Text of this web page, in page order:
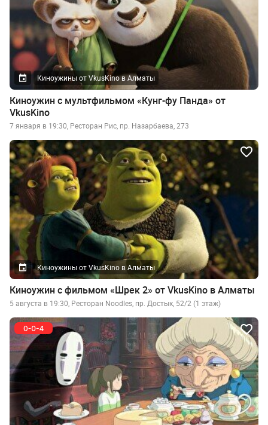
Киноужины от VkusKino в Алматы
Киноужин с мультфильмом «Кунг-фу Панда» от
VkusKino
7 января в 19:30, Ресторан Рис, пр. Назарбаева, 273
Киноужины от VkusKino в Алматы
Киноужин с фильмом «Шрек 2» от VkusKino в Алматы
5 августа в 19:30, Ресторан Noodles, пр. Достык, 52/2 (1 этаж)